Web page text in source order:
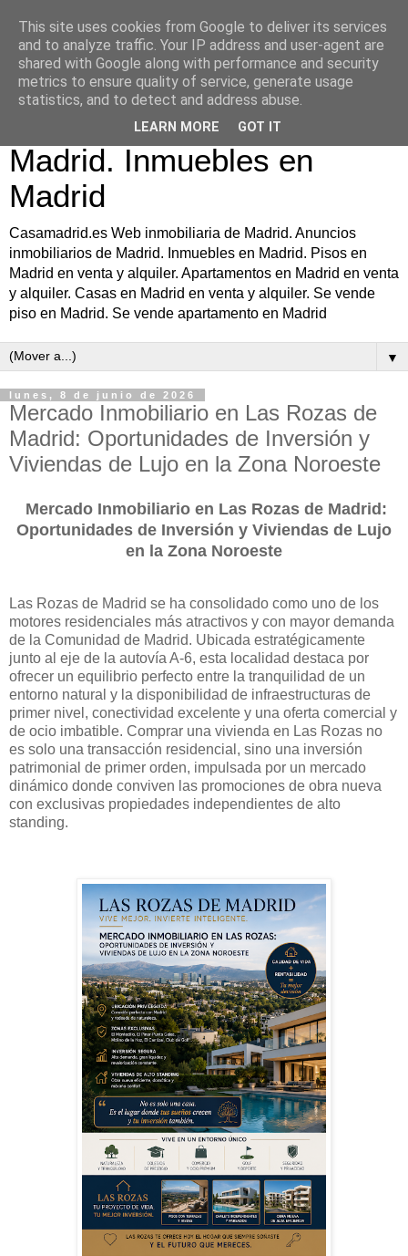
Casamadrid.es Web
inmobiliaria de Madrid.
Anuncios inmobiliarios de
Madrid. Inmuebles en
Madrid
Casamadrid.es Web inmobiliaria de Madrid. Anuncios
inmobiliarios de Madrid. Inmuebles en Madrid. Pisos en
Madrid en venta y alquiler. Apartamentos en Madrid en venta
y alquiler. Casas en Madrid en venta y alquiler. Se vende
piso en Madrid. Se vende apartamento en Madrid
▼
lunes, 8 de junio de 2026
Mercado Inmobiliario en Las Rozas de
Madrid: Oportunidades de Inversión y
Viviendas de Lujo en la Zona Noroeste
Mercado Inmobiliario en Las Rozas de Madrid:
Oportunidades de Inversión y Viviendas de Lujo
en la Zona Noroeste
Las Rozas de Madrid se ha consolidado como uno de los
motores residenciales más atractivos y con mayor demanda
de la Comunidad de Madrid. Ubicada estratégicamente
junto al eje de la autovía A-6, esta localidad destaca por
ofrecer un equilibrio perfecto entre la tranquilidad de un
entorno natural y la disponibilidad de infraestructuras de
primer nivel, conectividad excelente y una oferta comercial y
de ocio imbatible. Comprar una vivienda en Las Rozas no
es solo una transacción residencial, sino una inversión
patrimonial de primer orden, impulsada por un mercado
dinámico donde conviven las promociones de obra nueva
con exclusivas propiedades independientes de alto
standing.
This site uses cookies from Google to deliver its services
and to analyze traffic. Your IP address and user-agent are
shared with Google along with performance and security
metrics to ensure quality of service, generate usage
statistics, and to detect and address abuse.
LEARN MORE GOT IT